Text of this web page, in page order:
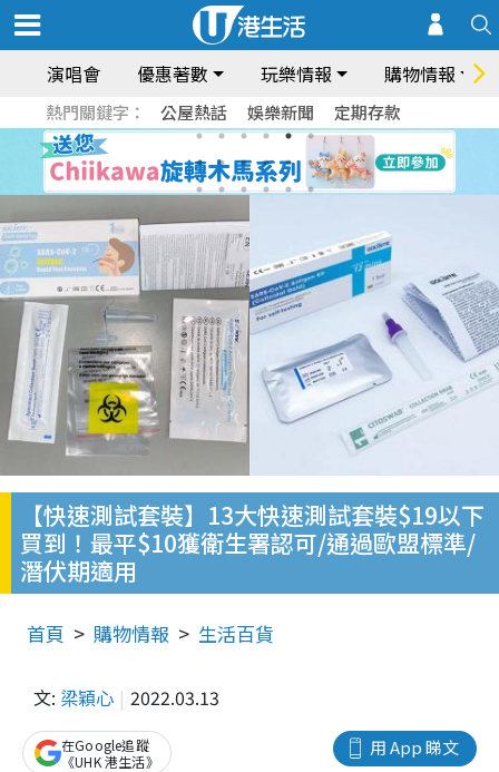
演唱會 優惠著數 玩樂情報 購物情報
熱門關鍵字： 公屋熱話 娛樂新聞 定期存款
【快速測試套裝】13大快速測試套裝$19以下
買到！最平$10獲衛生署認可/通過歐盟標準/
潛伏期適用
首頁 購物情報 生活百貨
文: 梁穎心 2022.03.13
用 App 睇文
在Google追蹤
《UHK 港生活》